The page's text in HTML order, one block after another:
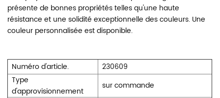
présente de bonnes propriétés telles qu'une haute
résistance et une solidité exceptionnelle des couleurs. Une
couleur personnalisée est disponible.
Numéro d'article.
230609
Type
d'approvisionnement
sur commande